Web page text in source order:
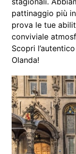
pattinaggio più
prova le tue
conviviale
Scopri
Olanda!